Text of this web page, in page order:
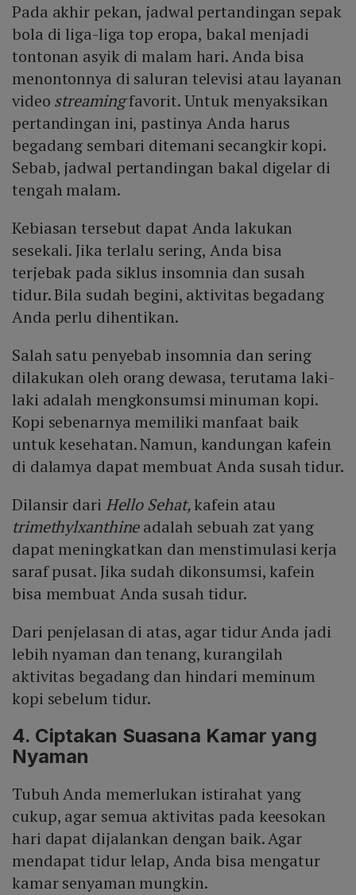
Pada akhir pekan, jadwal pertandingan sepak
bola di liga-liga top eropa, bakal menjadi
tontonan asyik di malam hari. Anda bisa
menontonnya di saluran televisi atau layanan
video streamingfavorit. Untuk menyaksikan
pertandingan ini, pastinya Anda harus
begadang sembari ditemani secangkir kopi.
Sebab, jadwal pertandingan bakal digelar di
tengah malam.
Kebiasan tersebut dapat Anda lakukan
sesekali. Jika terlalu sering, Anda bisa
terjebak pada siklus insomnia dan susah
tidur. Bila sudah begini, aktivitas begadang
Anda perlu dihentikan.
Salah satu penyebab insomnia dan sering
dilakukan oleh orang dewasa, terutama laki-
laki adalah mengkonsumsi minuman kopi.
Kopi sebenarnya memiliki manfaat baik
untuk kesehatan. Namun, kandungan kafein
di dalamya dapat membuat Anda susah tidur.
Dilansir dari Hello Sehat,kafein atau
trimethylxanthineadalah sebuah zat yang
dapat meningkatkan dan menstimulasi kerja
saraf pusat. Jika sudah dikonsumsi, kafein
bisa membuat Anda susah tidur.
Dari penjelasan di atas, agar tidur Anda jadi
lebih nyaman dan tenang, kurangilah
aktivitas begadang dan hindari meminum
kopi sebelum tidur.
4. Ciptakan Suasana Kamar yang
Nyaman
Tubuh Anda memerlukan istirahat yang
cukup, agar semua aktivitas pada keesokan
hari dapat dijalankan dengan baik. Agar
mendapat tidur lelap, Anda bisa mengatur
kamar senyaman mungkin.